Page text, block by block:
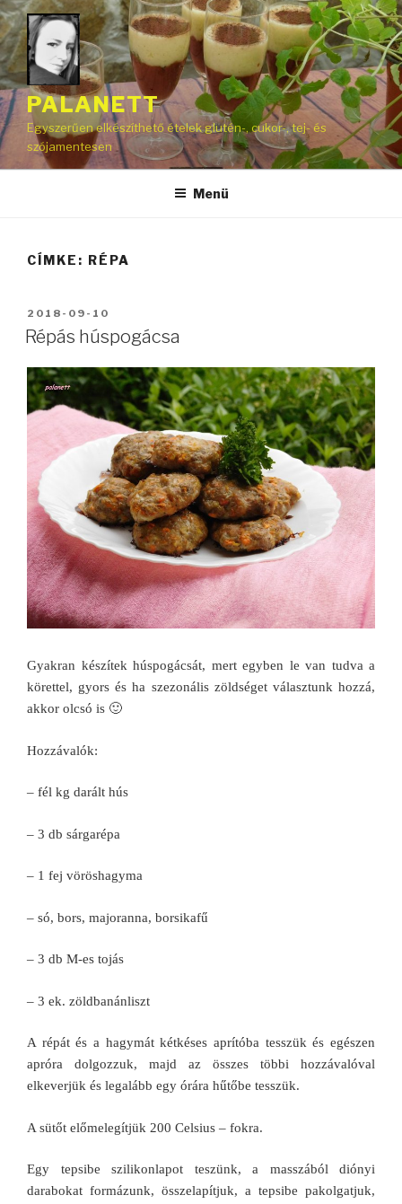
Tartalomhoz
PALANETT
Egyszerűen elkészíthető ételek glutén-, cukor-, tej- és
szójamentesen
Menü
CÍMKE: RÉPA
BEKÜLDVE:
2018-09-10
Répás húspogácsa
Gyakran készítek húspogácsát, mert egyben le van tudva a
körettel, gyors és ha szezonális zöldséget választunk hozzá,
akkor olcsó is 🙂
Hozzávalók:
– fél kg darált hús
– 3 db sárgarépa
– 1 fej vöröshagyma
– só, bors, majoranna, borsikafű
– 3 db M-es tojás
– 3 ek. zöldbanánliszt
A répát és a hagymát kétkéses aprítóba tesszük és egészen
apróra dolgozzuk, majd az összes többi hozzávalóval
elkeverjük és legalább egy órára hűtőbe tesszük.
A sütőt előmelegítjük 200 Celsius – fokra.
Egy tepsibe szilikonlapot teszünk, a masszából diónyi
darabokat formázunk, összelapítjuk, a tepsibe pakolgatjuk,